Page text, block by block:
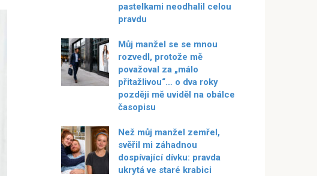
pastelkami neodhalil celou
pravdu
Můj manžel se se mnou
rozvedl, protože mě
považoval za „málo
přitažlivou“… o dva roky
později mě uviděl na obálce
časopisu
Než můj manžel zemřel,
svěřil mi záhadnou
dospívající dívku: pravda
ukrytá ve staré krabici